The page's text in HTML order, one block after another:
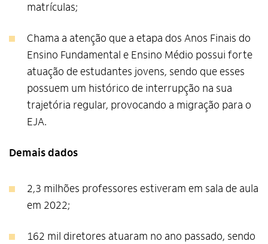
Alto Contraste
Privacidade
matrículas;
Chama a atenção que a etapa dos Anos Finais do
Ensino Fundamental e Ensino Médio possui forte
atuação de estudantes jovens, sendo que esses
possuem um histórico de interrupção na sua
trajetória regular, provocando a migração para o
EJA.
Demais dados
2,3 milhões professores estiveram em sala de aula
em 2022;
162 mil diretores atuaram no ano passado, sendo